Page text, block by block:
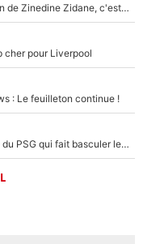
Equipe de France : 10 jours après la nomination de Zinedine Zidane, c'est au tour de son fils de prendre un nouveau départ !
cher pour Liverpool
: Le feuilleton continue !
Akliouche, Mika Godts... La semaine à 100M€ du PSG qui fait basculer le mercato du PSG !